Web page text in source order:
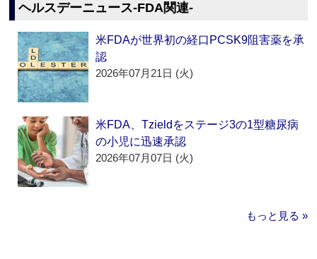
ヘルスデーニュース‐FDA関連‐
米FDAが世界初の経口PCSK9阻害薬を承
認
2026年07月21日 (火)
米FDA、Tzieldをステージ3の1型糖尿病
の小児に迅速承認
2026年07月07日 (火)
もっと見る »